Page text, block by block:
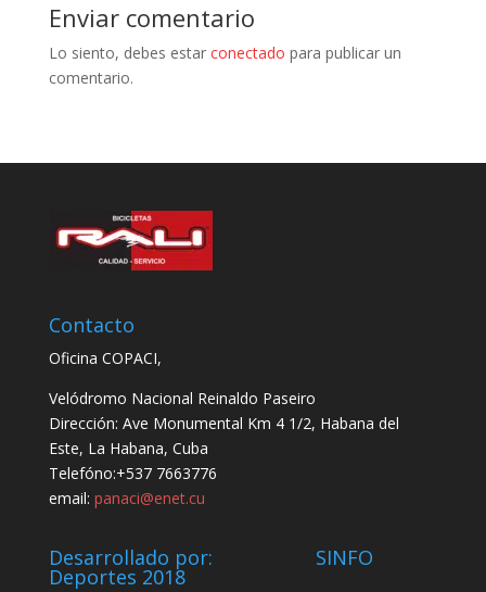
Enviar comentario
Lo siento, debes estar conectado para publicar un
comentario.
Contacto
Oficina COPACI,
Velódromo Nacional Reinaldo Paseiro
Dirección: Ave Monumental Km 4 1/2, Habana del
Este, La Habana, Cuba
Telefóno:+537 7663776
email: panaci@enet.cu
Desarrollado por: SINFO
Deportes 2018